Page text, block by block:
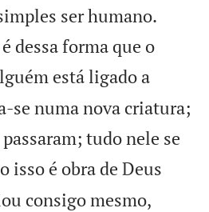
ser humano.
dessa forma que o
está ligado a
se numa nova criatura;
tudo nele se
isso é obra de Deus
consigo mesmo,